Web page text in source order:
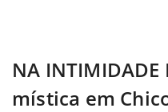
NA INTIMIDADE
mística em